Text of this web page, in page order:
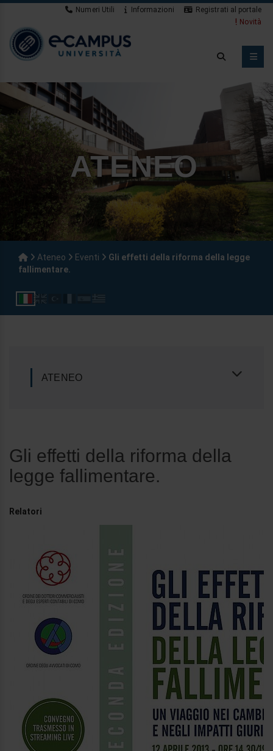
Numeri Utili Informazioni
Registrati al portale
Novità
ATENEO
Ateneo Eventi
Gli effetti della riforma della legge
fallimentare.
ATENEO
Gli effetti della riforma della
legge fallimentare.
Relatori